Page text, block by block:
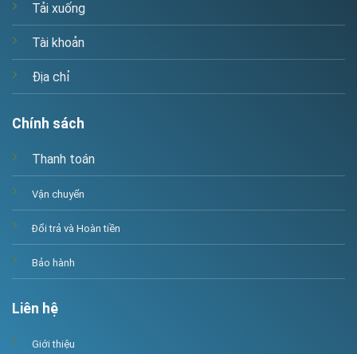
Tải xuống
Tài khoản
Địa chỉ
Chính sách
Thanh toán
Vận chuyển
Đổi trả và Hoàn tiền
Bảo hành
Liên hệ
Giới thiệu